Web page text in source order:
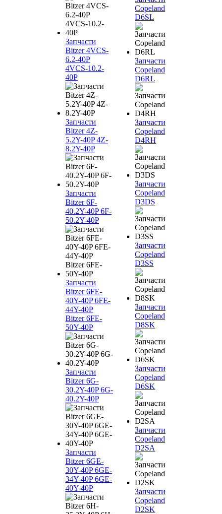
Запчасти
Bitzer 4VCS-
6.2-40P
4VCS-10.2-
40P
Запчасти
Bitzer 4Z-
5.2Y-40P 4Z-
8.2Y-40P
Запчасти
Bitzer 6F-
40.2Y-40P 6F-
50.2Y-40P
Запчасти
Bitzer 6FE-
40Y-40P 6FE-
44Y-40P
Bitzer 6FE-
50Y-40P
Запчасти
Bitzer 6G-
30.2Y-40P 6G-
40.2Y-40P
Запчасти
Bitzer 6GE-
30Y-40P 6GE-
34Y-40P 6GE-
40Y-40P
Copeland
D6SL
Запчасти
Copeland
D6RL
Запчасти
Copeland
D4RH
Запчасти
Copeland
D3DS
Запчасти
Copeland
D3SS
Запчасти
Copeland
D8SK
Запчасти
Copeland
D6SK
Запчасти
Copeland
D2SA
Запчасти
Copeland
D2SK